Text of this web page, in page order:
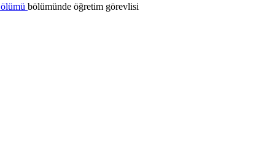
bölümünde öğretim görevlisi